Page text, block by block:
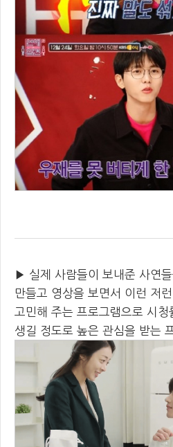
▶ 실제 사람들이 보내준 사연
만들고 영상을 보면서 이런 저
고민해 주는 프로그램으로 시청
생길 정도로 높은 관심을 받는